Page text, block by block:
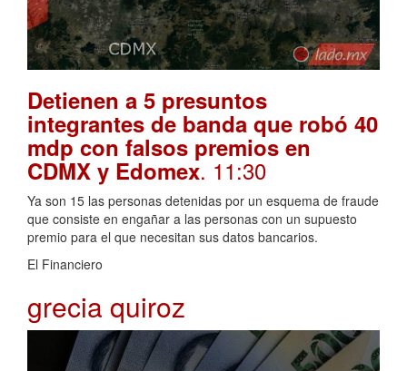
Detienen a 5 presuntos
integrantes de banda que robó 40
mdp con falsos premios en
CDMX y Edomex. 11:30
Ya son 15 las personas detenidas por un esquema de fraude
que consiste en engañar a las personas con un supuesto
premio para el que necesitan sus datos bancarios.
El Financiero
grecia quiroz